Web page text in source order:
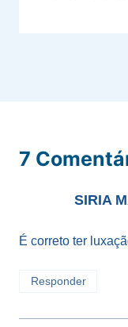
7
SIRIA
É correto ter
Responder